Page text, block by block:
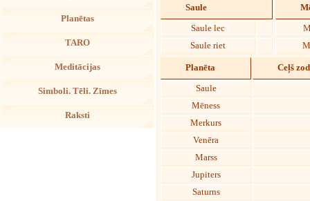
Planētas
TARO
Meditācijas
Simboli. Tēli. Zīmes
Raksti
Saule
Saule lec
Saule riet
Planēta Ceļš
Saule
Mēness
Merkurs
Venēra
Marss
Jupiters
Saturns